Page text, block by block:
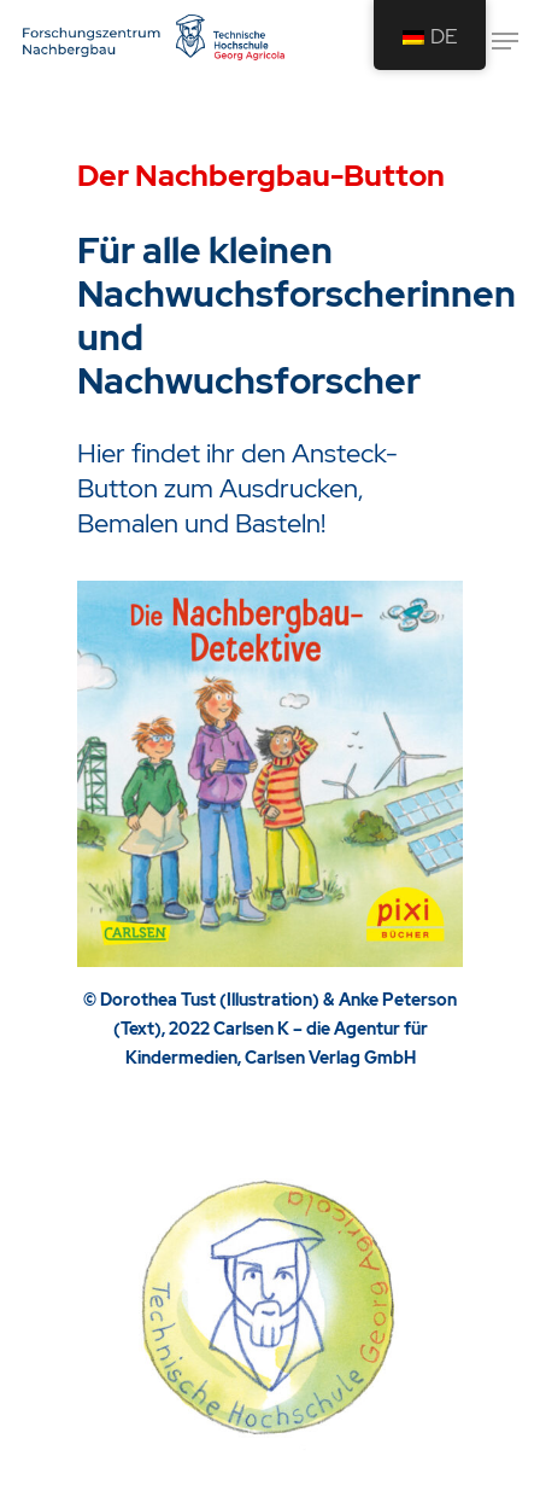
schließen.
Der Nachbergbau-Button
Für alle kleinen
Nachwuchsforscherinnen
und
Nachwuchsforscher
Hier findet ihr den Ansteck-
Button zum Ausdrucken,
Bemalen und Basteln!
© Dorothea Tust (Illustration) & Anke Peterson
(Text), 2022 Carlsen K – die Agentur für
Kindermedien, Carlsen Verlag GmbH
DE